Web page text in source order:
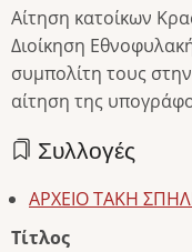
Αίτηση κατοίκων
Διοίκηση
συμπολίτη τους
αίτηση της
Συλλογές
ΑΡΧΕΙΟ ΤΑΚΗ
Τίτλος